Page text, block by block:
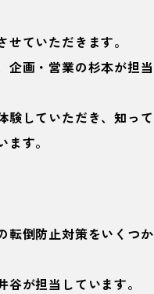
ていただきます。
企画・営業の杉本が担当
験していただき、知って
す。
転倒防止対策をいくつか
が担当しています。